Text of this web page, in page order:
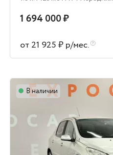
1 694 000 ₽
от 21 925 ₽ р/мес.
В наличии